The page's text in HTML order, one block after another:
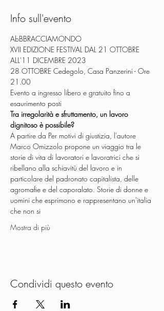
Info sull'evento
AbBBRACCIAMONDO
XVII EDIZIONE FESTIVAL DAL 21 OTTOBRE
ALL'11 DICEMBRE 2023
28 OTTOBRE Cedegolo, Casa Panzerini - Ore
21.00
Evento a ingresso libero e gratuito fino a
esaurimento posti
Tra irregolarità e sfruttamento, un lavoro
dignitoso è possibile?
A partire da Per motivi di giustizia, l'autore
Marco Omizzolo propone un viaggio tra le
storie di vita di lavoratori e lavoratrici che si
ribellano alla schiavitù del lavoro e in
particolare del padronato capitalista, delle
agromafie e del caporalato. Storie di donne e
uomini che esprimono e rappresentano un'italia
che non si
Mostra di più
Condividi questo evento